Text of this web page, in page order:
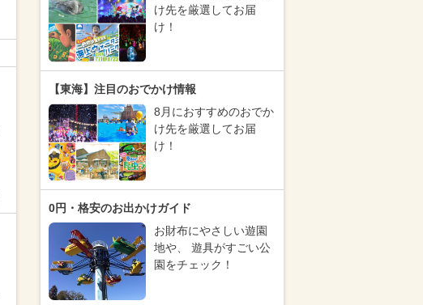
け先を厳選してお届
け！
【東海】注目のおでかけ情報
8月におすすめのおでか
け先を厳選してお届
け！
0円・格安のお出かけガイド
お財布にやさしい遊園
地や、 遊具がすごい公
園をチェック！